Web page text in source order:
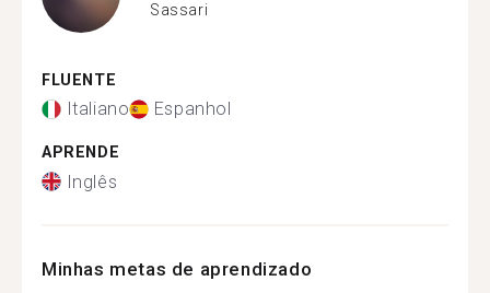
Sassari
FLUENTE
Italiano Espanhol
APRENDE
Inglês
Minhas metas de aprendizado